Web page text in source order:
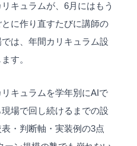
キュラムが、6月にはもう
に作り直すたびに講師の
は、年間カリキュラム設
す。
キュラムを学年別にAIで
場で回し続けるまでの設
・判断軸・実装例の3点